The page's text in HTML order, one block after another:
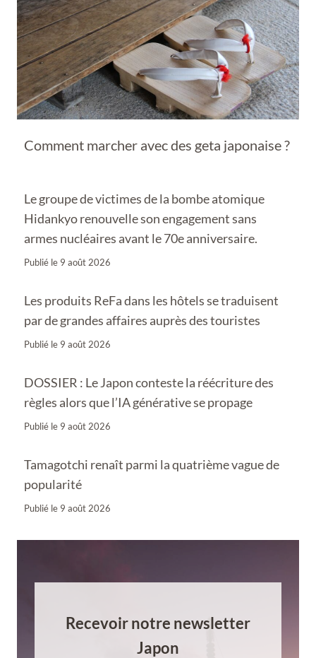
Comment marcher avec des geta japonaise ?
Le groupe de victimes de la bombe atomique
Hidankyo renouvelle son engagement sans
armes nucléaires avant le 70e anniversaire.
Publié le 9 août 2026
Les produits ReFa dans les hôtels se traduisent
par de grandes affaires auprès des touristes
Publié le 9 août 2026
DOSSIER : Le Japon conteste la réécriture des
règles alors que l’IA générative se propage
Publié le 9 août 2026
Tamagotchi renaît parmi la quatrième vague de
popularité
Publié le 9 août 2026
Recevoir notre newsletter
Japon